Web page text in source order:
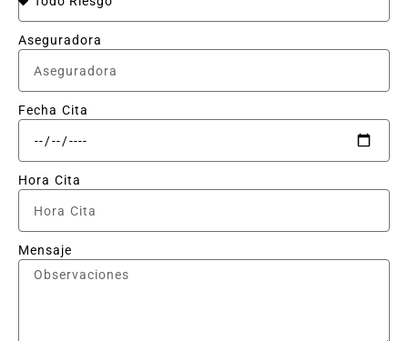
Aseguradora
Fecha Cita
Hora Cita
Mensaje